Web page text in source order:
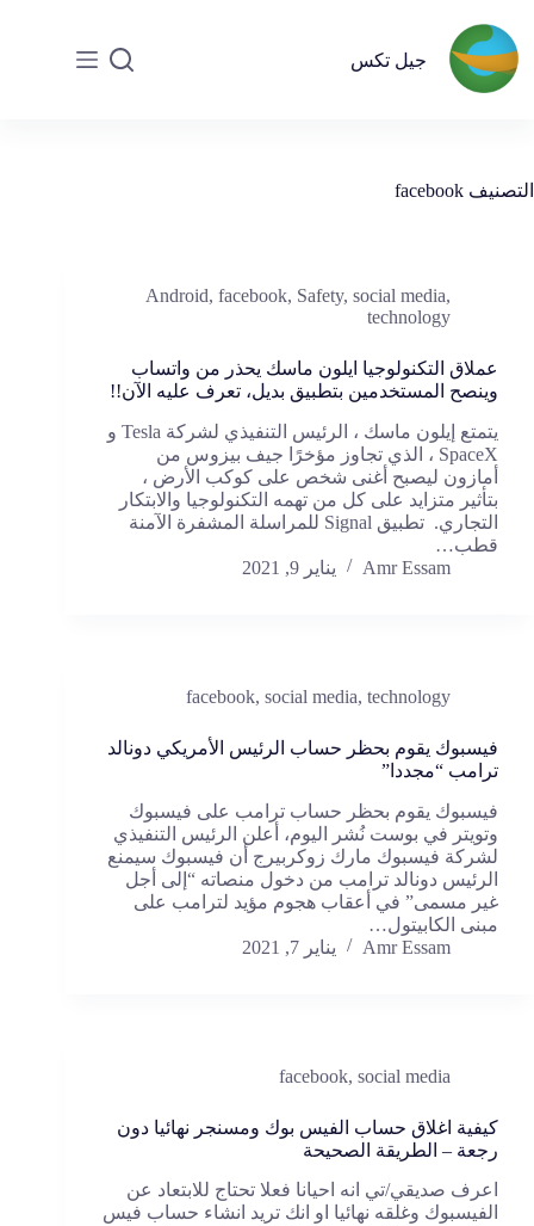
جيل تكس
التصنيف
Android, facebook, Safety, social media,
technology
عملاق التكنولوجيا ايلون ماسك يحذر من واتساب
وينصح المستخدمين بتطبيق بديل، تعرف عليه الآن!!
يتمتع إيلون ماسك ، الرئيس التنفيذي لشركة Tesla و
SpaceX ، الذي تجاوز مؤخرًا جيف بيزوس من
أمازون ليصبح أغنى شخص على كوكب الأرض ،
بتأثير متزايد على كل من تهمه التكنولوجيا والابتكار
التجاري. تطبيق Signal للمراسلة المشفرة الآمنة
قطب…
Amr Essam
يناير 9, 2021
facebook, social media, technology
فيسبوك يقوم بحظر حساب الرئيس الأمريكي دونالد
ترامب “مجددا”
فيسبوك يقوم بحظر حساب ترامب على فيسبوك
وتويتر في بوست نُشر اليوم، أعلن الرئيس التنفيذي
لشركة فيسبوك مارك زوكربيرج أن فيسبوك سيمنع
الرئيس دونالد ترامب من دخول منصاته “إلى أجل
غير مسمى” في أعقاب هجوم مؤيد لترامب على
مبنى الكابيتول…
Amr Essam
يناير 7, 2021
facebook, social media
كيفية اغلاق حساب الفيس بوك ومسنجر نهائيا دون
رجعة – الطريقة الصحيحة
اعرف صديقي/تي انه احيانا فعلا تحتاج للابتعاد عن
الفيسبوك وغلقه نهائيا او انك تريد انشاء حساب فيس